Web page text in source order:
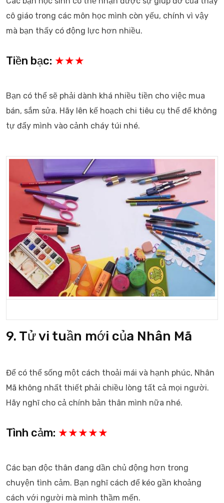
cô giáo trong các môn học mình còn yếu, chính vì vậy
mà bạn thấy có động lực hơn nhiều.
Tiền bạc: ★★★
Bạn có thể sẽ phải dành khá nhiều tiền cho việc mua
bán, sắm sửa. Hãy lên kế hoạch chi tiêu cụ thể để không
tự đẩy mình vào cảnh cháy túi nhé.
9. Tử vi tuần mới của Nhân Mã
Để có thể sống một cách thoải mái và hạnh phúc, Nhân
Mã không nhất thiết phải chiều lòng tất cả mọi người.
Hãy nghĩ cho cả chính bản thân mình nữa nhé.
Tình cảm: ★★★★★
Các bạn độc thân đang dần chủ động hơn trong
chuyện tình cảm. Bạn nghĩ cách để kéo gần khoảng
cách với người mà mình thầm mến.